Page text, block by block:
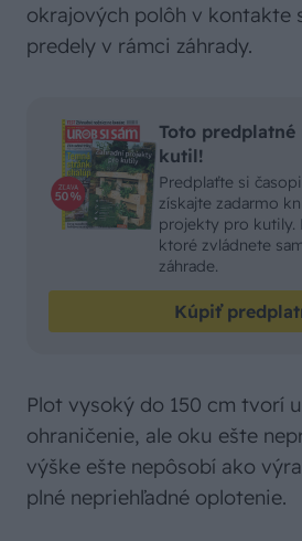
okrajových polôh v kontakte
predely v rámci záhrady.
Toto
kutil!
Predplaťte si
získajte zadarmo
projekty pro kutily.
ktoré zvládnete
záhrade.
Kúpiť
Plot vysoký do 150 cm tvorí
ohraničenie, ale oku ešte
výške ešte nepôsobí ako
plné nepriehľadné oplotenie.